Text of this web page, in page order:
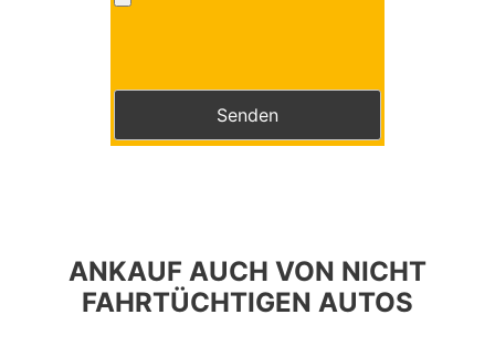
Bitte lasse dieses Feld leer.
ANKAUF AUCH VON NICHT
FAHRTÜCHTIGEN AUTOS